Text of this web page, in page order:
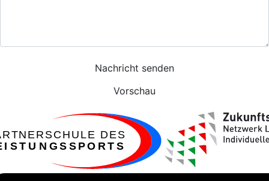
ARTNERSCHULE DES
EISTUNGSSPORTS